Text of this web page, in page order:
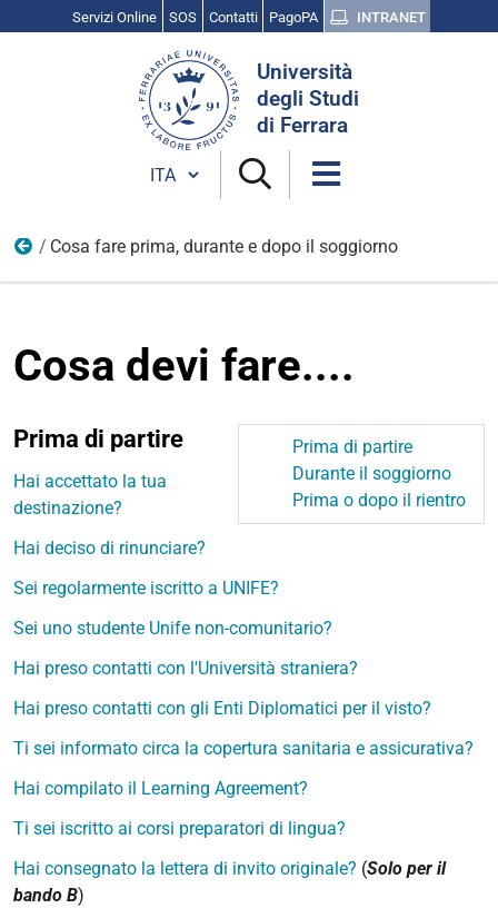
Servizi Online SOS Contatti PagoPA INTRANET
Università
degli Studi
di Ferrara
Cambia lingua
Atlante
Cosa fare prima, durante e dopo il soggiorno
Cosa devi fare....
Prima di partire
Durante il soggiorno
Prima o dopo il rientro
Prima di partire
Hai accettato la tua
destinazione?
Hai deciso di rinunciare?
Sei regolarmente iscritto a UNIFE?
Sei uno studente Unife non-comunitario?
Hai preso contatti con l'Università straniera?
Hai preso contatti con gli Enti Diplomatici per il visto?
Ti sei informato circa la copertura sanitaria e assicurativa?
Hai compilato il Learning Agreement?
Ti sei iscritto ai corsi preparatori di lingua?
Hai consegnato la lettera di invito originale? (Solo per il
bando B)